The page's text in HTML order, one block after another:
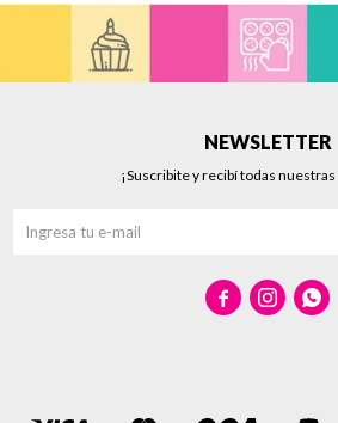
NEWSLETTER
¡Suscribite y recibí todas
  